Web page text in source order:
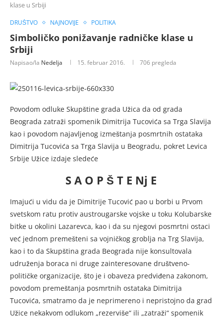
klase u Srbiji
DRUŠTVO NAJNOVIJE POLITIKA
Simboličko ponižavanje radničke klase u
Srbiji
Napisao/la Nedelja 15. februar 2016. 706 pregleda
Povodom odluke Skupštine grada Užica da od grada
Beograda zatraži spomenik Dimitrija Tucovića sa Trga Slavija
kao i povodom najavljenog izmeštanja posmrtnih ostataka
Dimitrija Tucovića sa Trga Slavija u Beogradu, pokret Levica
Srbije Užice izdaje sledeće
S A O P Š T E Nj E
Imajući u vidu da je Dimitrije Tucović pao u borbi u Prvom
svetskom ratu protiv austrougarske vojske u toku Kolubarske
bitke u okolini Lazarevca, kao i da su njegovi posmrtni ostaci
već jednom premešteni sa vojničkog groblja na Trg Slavija,
kao i to da Skupština grada Beograda nije konsultovala
udruženja boraca ni druge zainteresovane društveno-
političke organizacije, što je i obaveza predviđena zakonom,
povodom premeštanja posmrtnih ostataka Dimitrija
Tucovića, smatramo da je neprimereno i nepristojno da grad
Užice nekakvom odlukom „rezerviše“ ili „zatraži“ spomenik